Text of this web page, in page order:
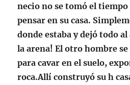
necio no se tomó el
pensar en su casa.
donde estaba y dejó todo
la arena! El otro hombre
para cavar en el suelo,
roca.Allí construyó su h